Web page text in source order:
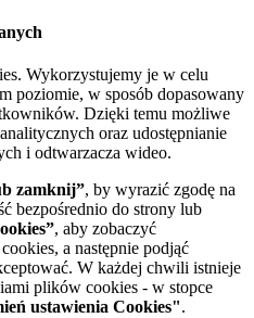
Wykorzystujemy je w celu
poziomie, w sposób dopasowany
Dzięki temu możliwe
oraz udostępnianie
i odtwarzacza wideo.
zamknij”, by wyrazić zgodę na
bezpośrednio do strony lub
, aby zobaczyć
a następnie podjąć
W każdej chwili istnieje
plików cookies - w stopce
ustawienia Cookies".